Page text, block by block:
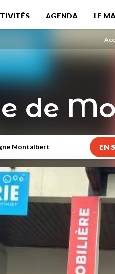
AGENDA LE
de
Montalbert EN